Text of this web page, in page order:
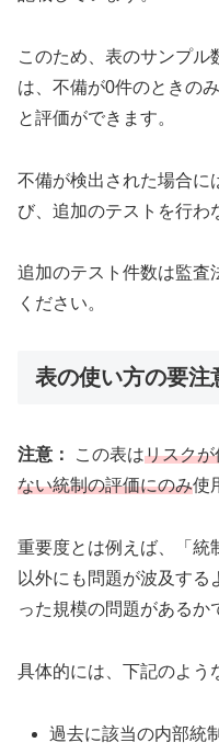
このため、表のサンプル
は、不備が0件のときの
と評価ができます。
不備が検出された場合に
び、追加のテストを行わ
追加のテスト件数は監査
ください。
表の使い方の要注
注意： この表はリスクが
ない統制の評価にのみ使
重要度とは例えば、「統
以外にも問題が波及す
った規模の問題があるか
具体的には、下記のよう
過去に該当の内部統